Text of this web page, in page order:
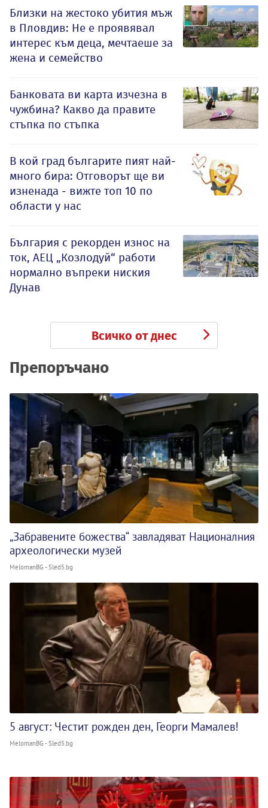
Близки на жестоко убития мъж
в Пловдив: Не е проявявал
интерес към деца, мечтаеше за
жена и семейство
Банковата ви карта изчезна в
чужбина? Какво да правите
стъпка по стъпка
В кой град българите пият най-
много бира: Отговорът ще ви
изненада - вижте топ 10 по
области у нас
България с рекорден износ на
ток, АЕЦ „Козлодуй“ работи
нормално въпреки ниския
Дунав
Всичко от днес
Препоръчано
„Забравените божества“ завладяват Националния
археологически музей
MelomanBG - Sled5.bg
5 август: Честит рожден ден, Георги Мамалев!
MelomanBG - Sled5.bg